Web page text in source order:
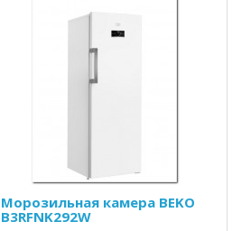
Морозильная камера BEKO
B3RFNK292W